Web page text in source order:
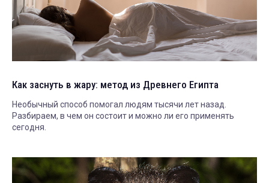
Как заснуть в жару: метод из Древнего Египта
Необычный способ помогал людям тысячи лет назад.
Разбираем, в чем он состоит и можно ли его применять
сегодня.